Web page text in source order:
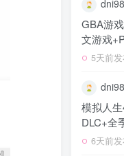
GBA游
文游戏
5天前
模拟人
DLC+全
6天前